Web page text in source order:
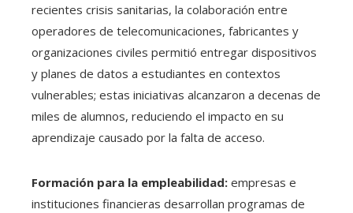
recientes crisis sanitarias, la colaboración entre
operadores de telecomunicaciones, fabricantes y
organizaciones civiles permitió entregar dispositivos
y planes de datos a estudiantes en contextos
vulnerables; estas iniciativas alcanzaron a decenas de
miles de alumnos, reduciendo el impacto en su
aprendizaje causado por la falta de acceso.
Formación para la empleabilidad: empresas e
instituciones financieras desarrollan programas de